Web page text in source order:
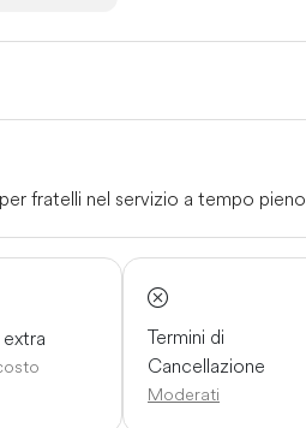
fratelli nel servizio a tempo pieno
Termini di
Cancellazione
Moderati